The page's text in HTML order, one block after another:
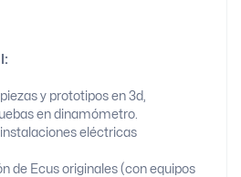
y prototipos en 3d,
en dinamómetro.
eléctricas
de Ecus originales (con equipos